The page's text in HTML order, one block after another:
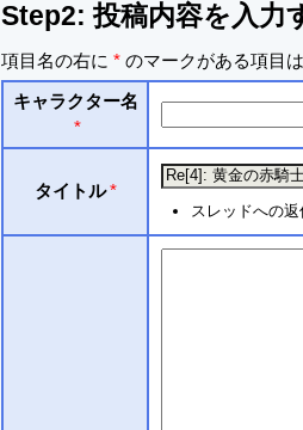
Step2: 投稿内容を入力
項目名の右に * のマークがある項目
キャラクター名
*
タイトル *
スレッドへの